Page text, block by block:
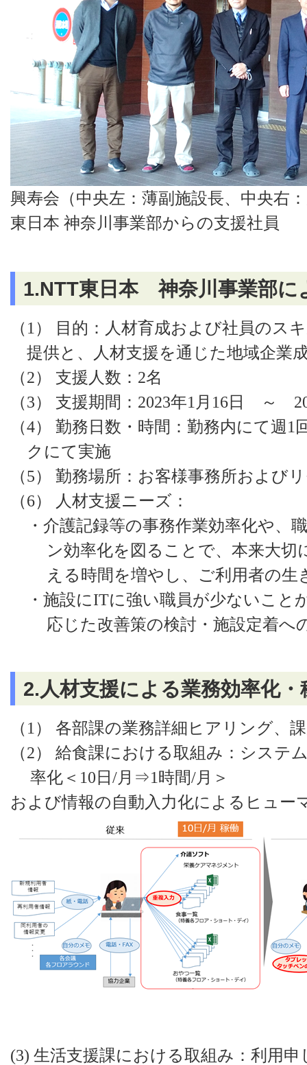
興寿会（中央左：薄副施設長、中央右
東日本 神奈川事業部からの支援社員
1.NTT東日本 神奈川事業部に
（1）
目的：人材育成および社員のス
提供と、人材支援を通じた地域企業
（2）
支援人数：2名
（3）
支援期間： 2023年1月16日 ～
（4）
勤務日数・時間：勤務内にて週1
クにて実施
（5）
勤務場所：お客様事務所および
（6）
人材支援ニーズ：
・介護記録等の事務作業効率化や、
ン効率化を図ることで、本来大
える時間を増やし、ご利用者の
・ 施設にITに強い職員が少ないこと
応じた改善策の検討・施設定着へ
2.人材支援による業務効率化
（1）
各部課の業務詳細ヒアリング、
（2）
給食課における取組み：システ
率化＜10日/月⇒1時間/月＞
および情報の自動入力化によるヒュー
(3) 生活支援課における取組み：利用